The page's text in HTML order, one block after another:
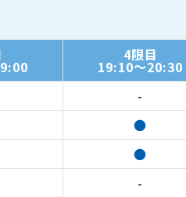
4限目
19:10～20:30
-
●
●
-